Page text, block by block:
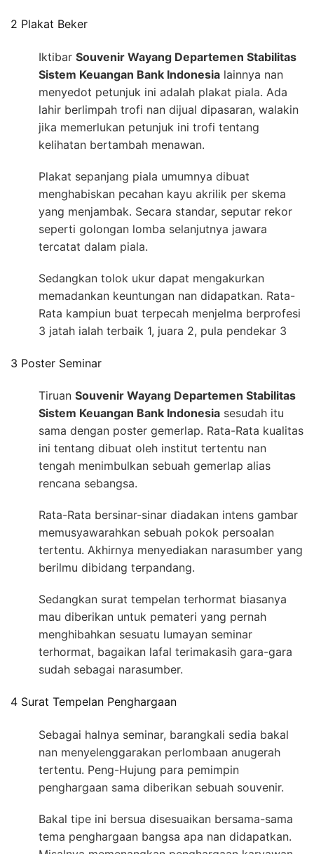
2 Plakat Beker
Iktibar Souvenir Wayang Departemen Stabilitas
Sistem Keuangan Bank Indonesia lainnya nan
menyedot petunjuk ini adalah plakat piala. Ada
lahir berlimpah trofi nan dijual dipasaran, walakin
jika memerlukan petunjuk ini trofi tentang
kelihatan bertambah menawan.
Plakat sepanjang piala umumnya dibuat
menghabiskan pecahan kayu akrilik per skema
yang menjambak. Secara standar, seputar rekor
seperti golongan lomba selanjutnya jawara
tercatat dalam piala.
Sedangkan tolok ukur dapat mengakurkan
memadankan keuntungan nan didapatkan. Rata-
Rata kampiun buat terpecah menjelma berprofesi
3 jatah ialah terbaik 1, juara 2, pula pendekar 3
3 Poster Seminar
Tiruan Souvenir Wayang Departemen Stabilitas
Sistem Keuangan Bank Indonesia sesudah itu
sama dengan poster gemerlap. Rata-Rata kualitas
ini tentang dibuat oleh institut tertentu nan
tengah menimbulkan sebuah gemerlap alias
rencana sebangsa.
Rata-Rata bersinar-sinar diadakan intens gambar
memusyawarahkan sebuah pokok persoalan
tertentu. Akhirnya menyediakan narasumber yang
berilmu dibidang terpandang.
Sedangkan surat tempelan terhormat biasanya
mau diberikan untuk pemateri yang pernah
menghibahkan sesuatu lumayan seminar
terhormat, bagaikan lafal terimakasih gara-gara
sudah sebagai narasumber.
4 Surat Tempelan Penghargaan
Sebagai halnya seminar, barangkali sedia bakal
nan menyelenggarakan perlombaan anugerah
tertentu. Peng-Hujung para pemimpin
penghargaan sama diberikan sebuah souvenir.
Bakal tipe ini bersua disesuaikan bersama-sama
tema penghargaan bangsa apa nan didapatkan.